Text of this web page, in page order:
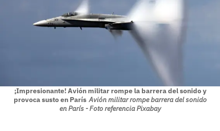
¡Impresionante! Avión militar rompe la barrera del sonido y
provoca susto en París Avión militar rompe barrera del sonido
en París - Foto referencia Pixabay